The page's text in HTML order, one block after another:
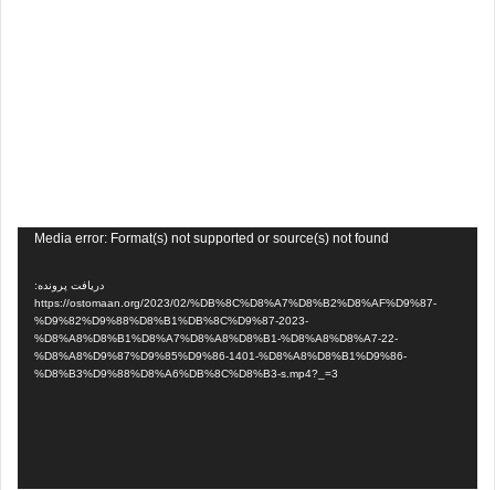
Media error: Format(s) not supported or source(s) not found
دریافت پرونده:
https://ostomaan.org/2023/02/%DB%8C%D8%A7%D8%B2%D8%AF%D9%87-
%D9%82%D9%88%D8%B1%DB%8C%D9%87-2023-
%D8%A8%D8%B1%D8%A7%D8%A8%D8%B1-%D8%A8%D8%A7-22-
%D8%A8%D9%87%D9%85%D9%86-1401-%D8%A8%D8%B1%D9%86-
%D8%B3%D9%88%D8%A6%DB%8C%D8%B3-s.mp4?_=3